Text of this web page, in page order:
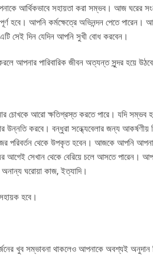
আর্থিকভাবে সহায়তা করা সম্ভব। আজ ঘরের
হবে। আপনি কর্মক্ষেত্রে অভিনন্দন পেতে
সেই দিন যেদিন আপনি সুখী বোধ করবেন।
আপনার পারিবারিক জীবন অত্যন্ত সুন্দর হয়ে
চোখকে আরো ক্ষতিগ্রস্ত করতে পারে। যদি
উন্নতি করবে। বন্ধুরা সন্ধ্যেবেলার জন্য
পরিবর্তন থেকে উপকৃত হবেন। আজকে আপনি
সেখান থেকে বেরিয়ে চলে আসতে পারেন। আপনার
অনান্য ঘরোয়া কাজ, ইত্যাদি।
হবে।
খুব সম্ভাবনা থাকলেও আপনাকে অবশ্যই অনুদান